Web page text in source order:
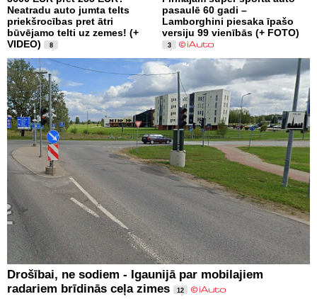
Neatradu auto jumta telts
priekšrocības pret ātri
būvējamo telti uz zemes! (+
VIDEO)
8
pasaulē 60 gadi –
Lamborghini piesaka īpašo
versiju 99 vienībās (+ FOTO)
3
Drošībai, ne sodiem - Igaunijā par mobilajiem
radariem brīdinās ceļa zimes
12